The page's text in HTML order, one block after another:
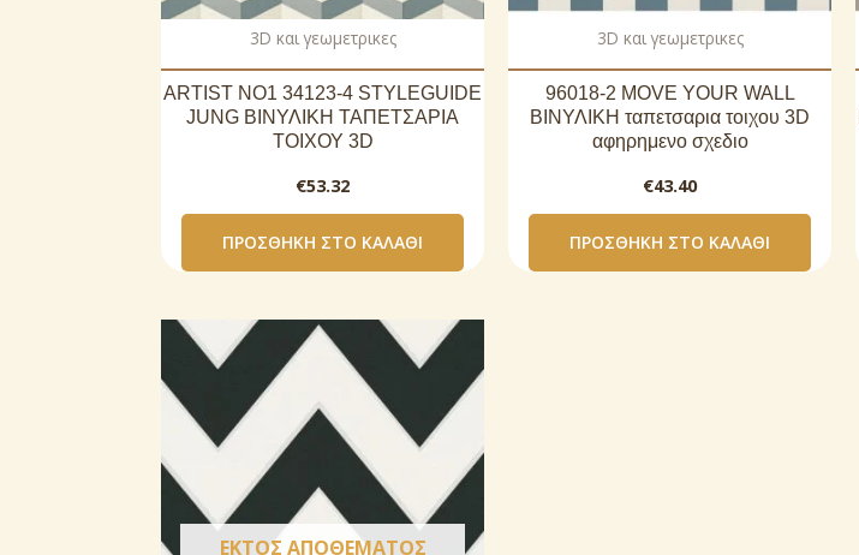
3D και γεωμετρικες
ARTIST NO1 34123-4 STYLEGUIDE
JUNG ΒΙΝΥΛΙΚΗ ΤΑΠΕΤΣΑΡΙΑ
ΤΟΙΧΟΥ 3D
€53.32
ΠΡΟΣΘΉΚΗ ΣΤΟ ΚΑΛΆΘΙ
3D και γεωμετρικες
96018-2 MOVE YOUR WALL
ΒΙΝΥΛΙΚΗ ταπετσαρια τοιχου 3D
αφηρημενο σχεδιο
€43.40
ΠΡΟΣΘΉΚΗ ΣΤΟ ΚΑΛΆΘΙ
ΕΚΤΌΣ ΑΠΟΘΈΜΑΤΟΣ